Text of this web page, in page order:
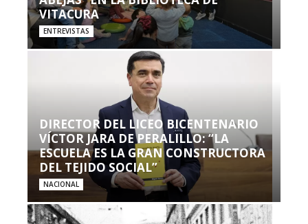
VITACURA
ENTREVISTAS
DIRECTOR DEL LICEO BICENTENARIO
VÍCTOR JARA DE PERALILLO: “LA
ESCUELA ES LA GRAN CONSTRUCTORA
DEL TEJIDO SOCIAL”
NACIONAL